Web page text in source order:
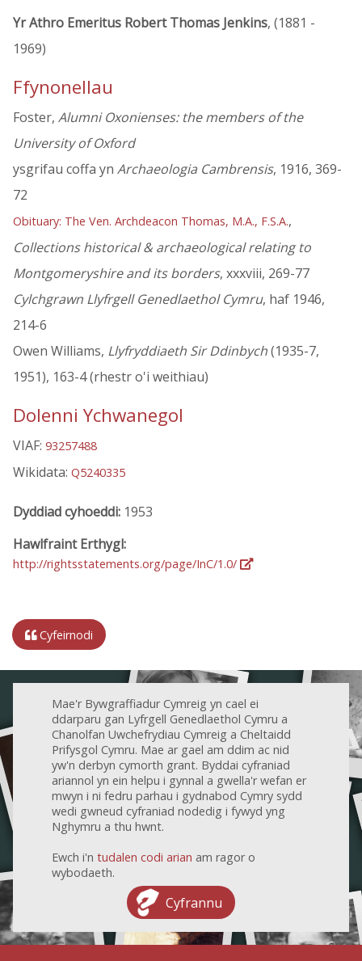
Yr Athro Emeritus Robert Thomas Jenkins, (1881 -
1969)
Ffynonellau
Foster, Alumni Oxonienses: the members of the
University of Oxford
ysgrifau coffa yn Archaeologia Cambrensis, 1916, 369-
72
Obituary: The Ven. Archdeacon Thomas, M.A., F.S.A.,
Collections historical & archaeological relating to
Montgomeryshire and its borders, xxxviii, 269-77
Cylchgrawn Llyfrgell Genedlaethol Cymru, haf 1946,
214-6
Owen Williams, Llyfryddiaeth Sir Ddinbych(1935-7,
1951), 163-4 (rhestr o'i weithiau)
Dolenni Ychwanegol
VIAF: 93257488
Wikidata: Q5240335
Dyddiad cyhoeddi: 1953
Hawlfraint Erthygl:
http://rightsstatements.org/page/InC/1.0/
Cyfeirnodi
Mae'r Bywgraffiadur Cymreig yn cael ei
ddarparu gan Lyfrgell Genedlaethol Cymru a
Chanolfan Uwchefrydiau Cymreig a Cheltaidd
Prifysgol Cymru. Mae ar gael am ddim ac nid
yw'n derbyn cymorth grant. Byddai cyfraniad
ariannol yn ein helpu i gynnal a gwella'r wefan er
mwyn i ni fedru parhau i gydnabod Cymry sydd
wedi gwneud cyfraniad nodedig i fywyd yng
Nghymru a thu hwnt.
Ewch i'n tudalen codi arian am ragor o
wybodaeth.
Cyfrannu